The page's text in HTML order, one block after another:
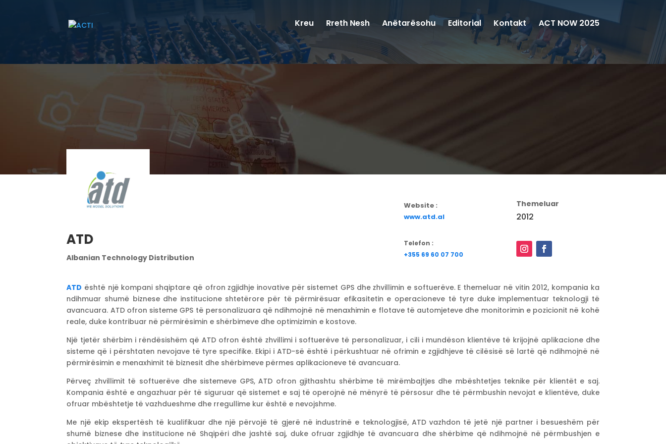
Kreu Rreth Nesh Anëtarësohu Editorial Kontakt ACT NOW 2025
ATD
Albanian Technology Distribution
Website :
www.atd.al
Telefon :
+355 69 60 07 700
Themeluar
2012
ATD është një kompani shqiptare që ofron zgjidhje inovative për sistemet GPS dhe zhvillimin e softuerëve. E themeluar në vitin 2012, kompania ka
ndihmuar shumë biznese dhe institucione shtetërore për të përmirësuar efikasitetin e operacioneve të tyre duke implementuar teknologji të
avancuara. ATD ofron sisteme GPS të personalizuara që ndihmojnë në menaxhimin e flotave të automjeteve dhe monitorimin e pozicionit në kohë
reale, duke kontribuar në përmirësimin e shërbimeve dhe optimizimin e kostove.
Një tjetër shërbim i rëndësishëm që ATD ofron është zhvillimi i softuerëve të personalizuar, i cili i mundëson klientëve të krijojnë aplikacione dhe
sisteme që i përshtaten nevojave të tyre specifike. Ekipi i ATD-së është i përkushtuar në ofrimin e zgjidhjeve të cilësisë së lartë që ndihmojnë në
përmirësimin e menaxhimit të biznesit dhe shërbimeve përmes aplikacioneve të avancuara.
Përveç zhvillimit të softuerëve dhe sistemeve GPS, ATD ofron gjithashtu shërbime të mirëmbajtjes dhe mbështetjes teknike për klientët e saj.
Kompania është e angazhuar për të siguruar që sistemet e saj të operojnë në mënyrë të përsosur dhe të përmbushin nevojat e klientëve, duke
ofruar mbështetje të vazhdueshme dhe rregullime kur është e nevojshme.
Me një ekip ekspertësh të kualifikuar dhe një përvojë të gjerë në industrinë e teknologjisë, ATD vazhdon të jetë një partner i besueshëm për
shumë biznese dhe institucione në Shqipëri dhe jashtë saj, duke ofruar zgjidhje të avancuara dhe shërbime që ndihmojnë në përmbushjen e